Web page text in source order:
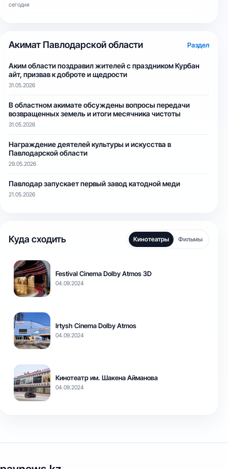
сегодня
Акимат Павлодарской области Раздел
Аким области поздравил жителей с праздником Курбан
айт, призвав к доброте и щедрости
31.05.2026
В областном акимате обсуждены вопросы передачи
возвращенных земель и итоги месячника чистоты
31.05.2026
Награждение деятелей культуры и искусства в
Павлодарской области
29.05.2026
Павлодар запускает первый завод катодной меди
21.05.2026
Куда сходить Кинотеатры Фильмы
Festival Cinema Dolby Atmos 3D
04.09.2024
Irtysh Cinema Dolby Atmos
04.09.2024
Кинотеатр им. Шакена Айманова
04.09.2024